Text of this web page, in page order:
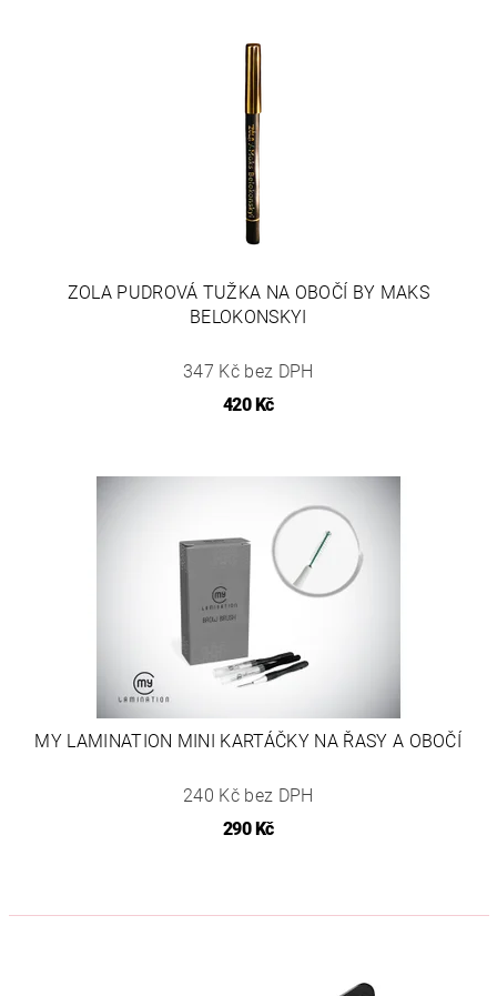
ZOLA PUDROVÁ TUŽKA NA OBOČÍ BY MAKS
BELOKONSKYI
347 Kč bez DPH
420 Kč
MY LAMINATION MINI KARTÁČKY NA ŘASY A OBOČÍ
240 Kč bez DPH
290 Kč